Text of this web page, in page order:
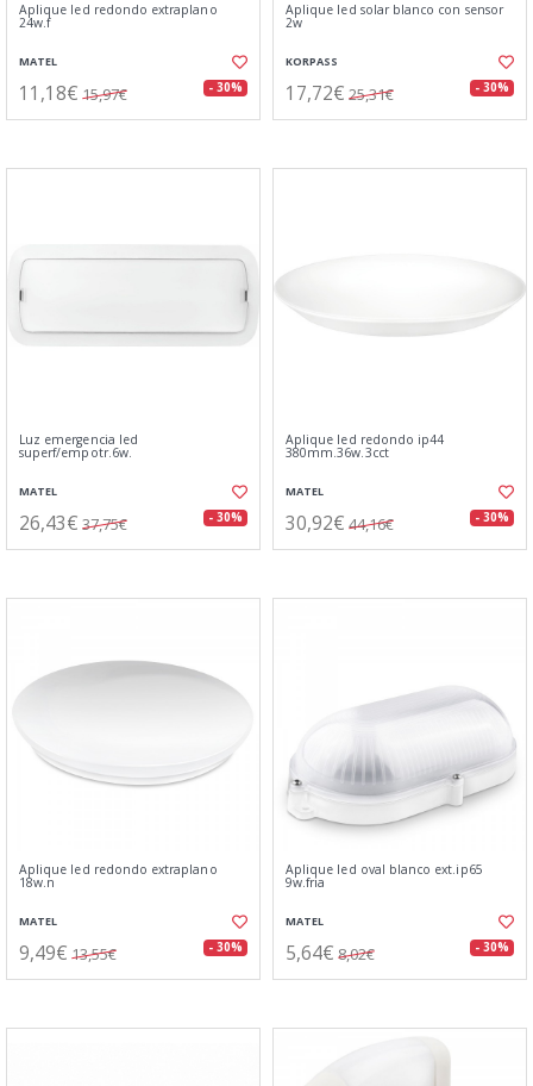
Aplique led redondo extraplano
24w.f
MATEL
11,18€ 15,97€ - 30%
Aplique led solar blanco con sensor
2w
KORPASS
17,72€ 25,31€ - 30%
Luz emergencia led
superf/empotr.6w.
MATEL
26,43€ 37,75€ - 30%
Aplique led redondo ip44
380mm.36w.3cct
MATEL
30,92€ 44,16€ - 30%
Aplique led redondo extraplano
18w.n
MATEL
9,49€ 13,55€ - 30%
Aplique led oval blanco ext.ip65
9w.fria
MATEL
5,64€ 8,02€ - 30%